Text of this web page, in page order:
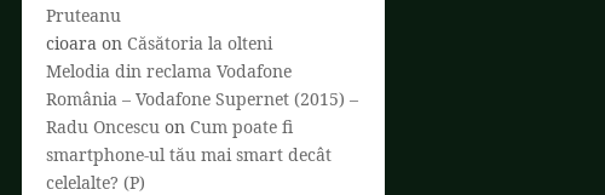
Pruteanu
cioara on Căsătoria la olteni
Melodia din reclama Vodafone
România – Vodafone Supernet (2015) –
Radu Oncescu on Cum poate fi
smartphone-ul tău mai smart decât
celelalte? (P)